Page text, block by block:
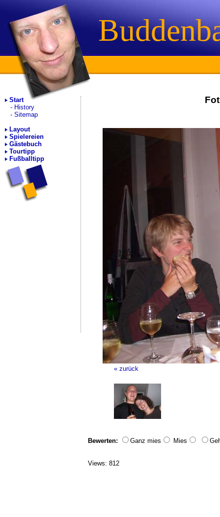
Start
History
Sitemap
Layout
Spielereien
Gästebuch
Tourtipp
Fußballtipp
« zurück
Bewerten: Ganz mies Mies
Views: 812